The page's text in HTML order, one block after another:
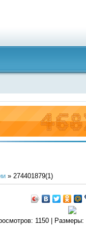
» 274401879(1)
: 1150 | Размеры: